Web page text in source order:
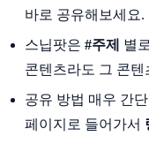
바로 공유해보세요.
스닙팟은 #주제
별
콘텐츠라도 그 콘
공유 방법 매우 간
페이지로 들어가서